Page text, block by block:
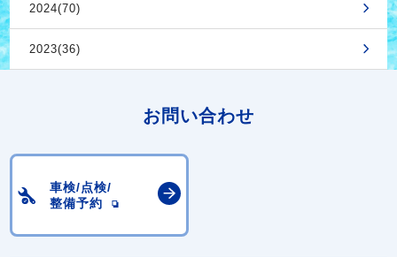
2024(70)
2023(36)
お問い合わせ
車検/点検/
整備予約